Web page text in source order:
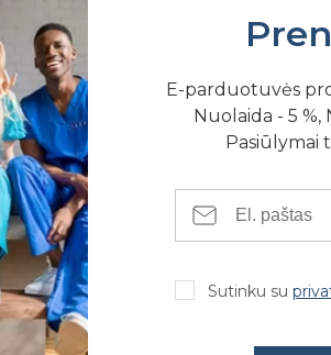
E-parduotuvės
Nuolaida - 5 %,
Pasiūlymai
Sutinku su